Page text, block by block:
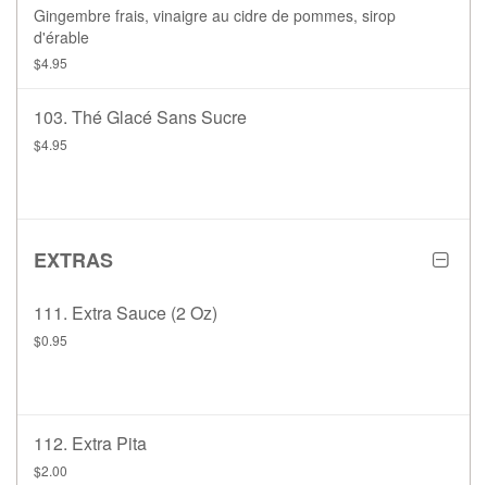
Gingembre frais, vinaigre au cidre de pommes, sirop
d'érable
$4.95
103. Thé Glacé Sans Sucre
$4.95
EXTRAS
111. Extra Sauce (2 Oz)
$0.95
112. Extra Pita
$2.00